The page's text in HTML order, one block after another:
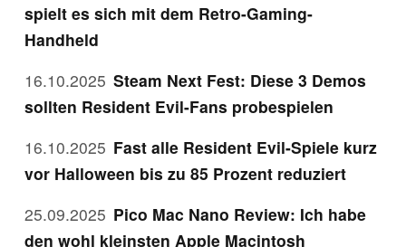
spielt es sich mit dem Retro-Gaming-
Handheld
16.10.2025 Steam Next Fest: Diese 3 Demos
sollten Resident Evil-Fans probespielen
16.10.2025 Fast alle Resident Evil-Spiele kurz
vor Halloween bis zu 85 Prozent reduziert
25.09.2025 Pico Mac Nano Review: Ich habe
den wohl kleinsten Apple Macintosh